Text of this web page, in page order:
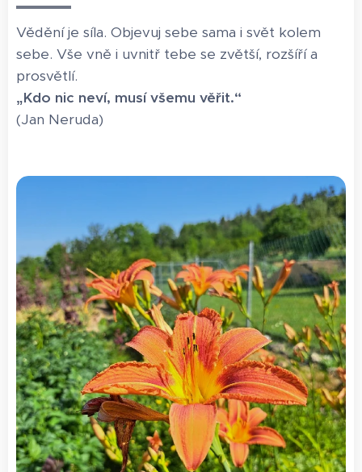
Vědění je síla. Objevuj sebe sama i svět kolem
sebe. Vše vně i uvnitř tebe se zvětší, rozšíří a
prosvětlí.
„Kdo nic neví, musí všemu věřit.“
(Jan Neruda)